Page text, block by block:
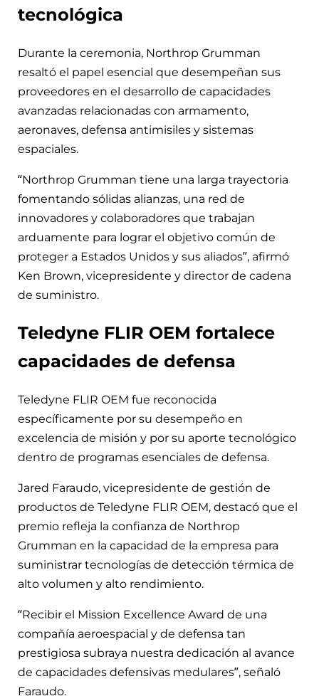
tecnológica
Durante la ceremonia, Northrop Grumman
resaltó el papel esencial que desempeñan sus
proveedores en el desarrollo de capacidades
avanzadas relacionadas con armamento,
aeronaves, defensa antimisiles y sistemas
espaciales.
“Northrop Grumman tiene una larga trayectoria
fomentando sólidas alianzas, una red de
innovadores y colaboradores que trabajan
arduamente para lograr el objetivo común de
proteger a Estados Unidos y sus aliados”, afirmó
Ken Brown, vicepresidente y director de cadena
de suministro.
Teledyne FLIR OEM fortalece
capacidades de defensa
Teledyne FLIR OEM fue reconocida
específicamente por su desempeño en
excelencia de misión y por su aporte tecnológico
dentro de programas esenciales de defensa.
Jared Faraudo, vicepresidente de gestión de
productos de Teledyne FLIR OEM, destacó que el
premio refleja la confianza de Northrop
Grumman en la capacidad de la empresa para
suministrar tecnologías de detección térmica de
alto volumen y alto rendimiento.
“Recibir el Mission Excellence Award de una
compañía aeroespacial y de defensa tan
prestigiosa subraya nuestra dedicación al avance
de capacidades defensivas medulares”, señaló
Faraudo.